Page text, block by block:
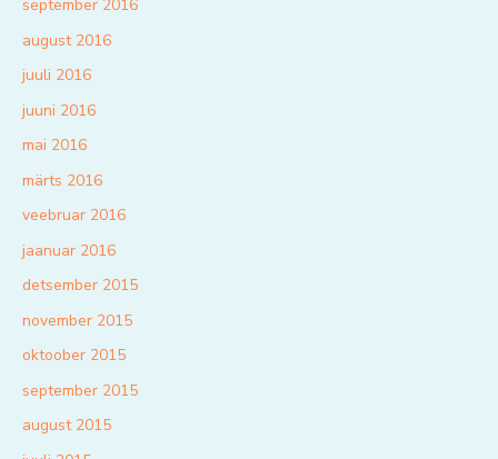
september 2016
august 2016
juuli 2016
juuni 2016
mai 2016
märts 2016
veebruar 2016
jaanuar 2016
detsember 2015
november 2015
oktoober 2015
september 2015
august 2015